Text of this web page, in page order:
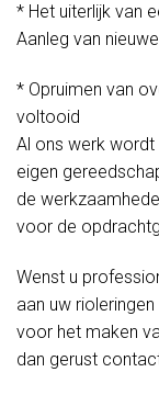
* Het uiterlijk van
Aanleg van
* Opruimen van
voltooid
Al ons werk wordt
eigen
de
voor de
Wenst u
aan uw
voor het maken
dan gerust